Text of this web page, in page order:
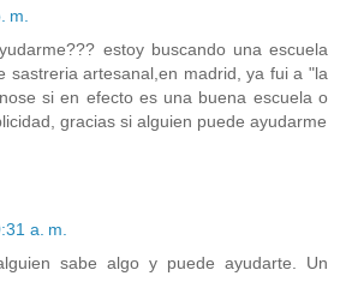
m.
estoy buscando una escuela
sastreria artesanal,en madrid, ya fui a "la
si en efecto es una buena escuela o
gracias si alguien puede ayudarme
a. m.
sabe algo y puede ayudarte. Un